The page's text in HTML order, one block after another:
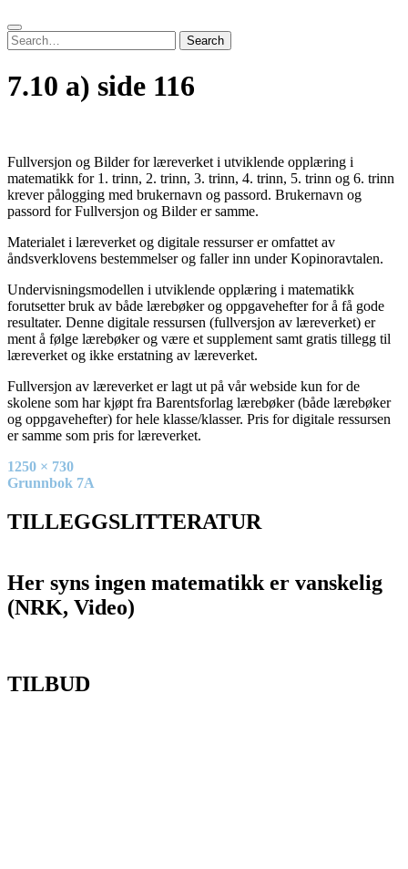
Search
for:
Search
7.10 a) side 116
Fullversjon og Bilder for læreverket i utviklende opplæring i
matematikk for 1. trinn, 2. trinn, 3. trinn, 4. trinn, 5. trinn og 6. trinn
krever pålogging med brukernavn og passord. Brukernavn og
passord for Fullversjon og Bilder er samme.
Materialet i læreverket og digitale ressurser er omfattet av
åndsverklovens bestemmelser og faller inn under Kopinoravtalen.
Undervisningsmodellen i utviklende opplæring i matematikk
forutsetter bruk av både lærebøker og oppgavehefter for å få gode
resultater. Denne digitale ressursen (fullversjon av læreverket) er
ment å følge lærebøker og være et supplement samt gratis tillegg til
læreverket og ikke erstatning av læreverket.
Fullversjon av læreverket er lagt ut på vår webside kun for de
skolene som har kjøpt fra Barentsforlag lærebøker (både lærebøker
og oppgavehefter) for hele klasse/klasser. Pris for digitale ressursen
er samme som pris for læreverket.
Full
size
1250 × 730
Innleggsnavigasjon
Grunnbok 7A
TILLEGGSLITTERATUR
Her syns ingen matematikk er vanskelig
(NRK, Video)
TILBUD